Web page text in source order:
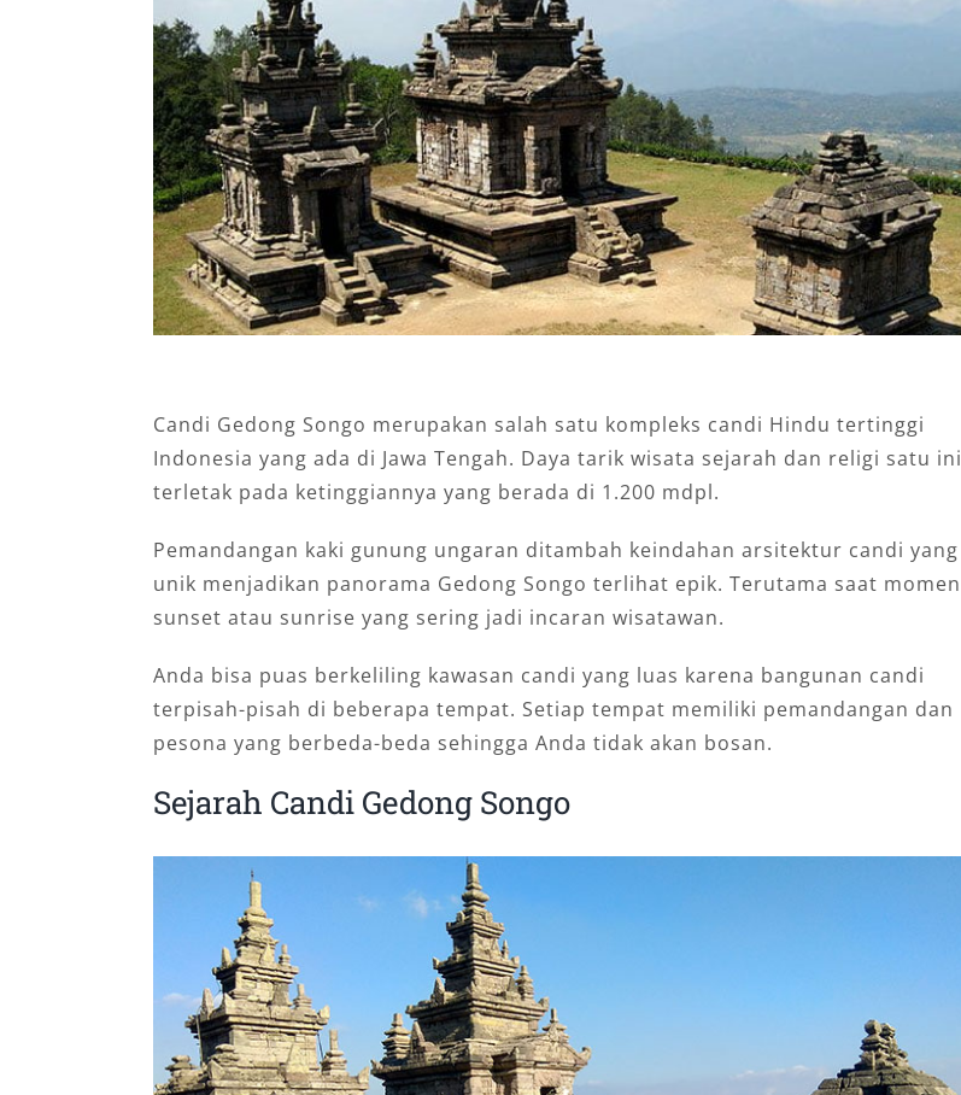
Candi Gedong Songo merupakan salah satu kompleks candi Hindu tertinggi
Indonesia yang ada di Jawa Tengah. Daya tarik wisata sejarah dan religi satu ini
terletak pada ketinggiannya yang berada di 1.200 mdpl.
Pemandangan kaki gunung ungaran ditambah keindahan arsitektur candi yang
unik menjadikan panorama Gedong Songo terlihat epik. Terutama saat momen
sunset atau sunrise yang sering jadi incaran wisatawan.
Anda bisa puas berkeliling kawasan candi yang luas karena bangunan candi
terpisah-pisah di beberapa tempat. Setiap tempat memiliki pemandangan dan
pesona yang berbeda-beda sehingga Anda tidak akan bosan.
Sejarah Candi Gedong Songo